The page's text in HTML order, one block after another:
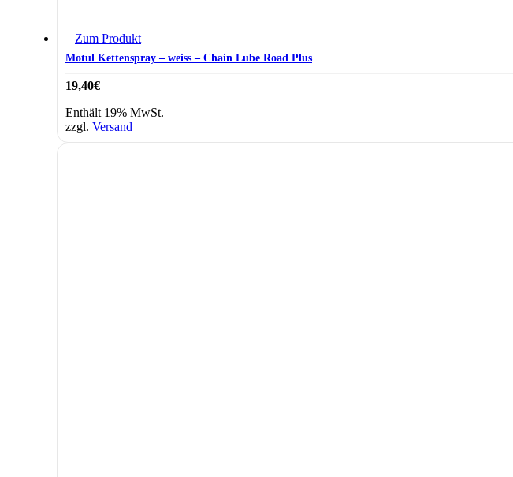
Zum Produkt
Motul Kettenspray – weiss – Chain Lube Road Plus
19,40€
Enthält 19% MwSt.
zzgl. Versand